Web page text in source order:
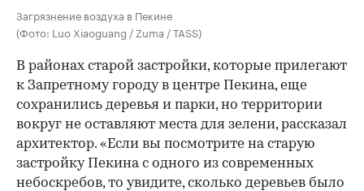
Загрязнение воздуха в Пекине
(Фото: Luo Xiaoguang / Zuma / TASS)
В районах старой застройки, которые прилегают
к Запретному городу в центре Пекина, еще
сохранились деревья и парки, но территории
вокруг не оставляют места для зелени, рассказал
архитектор. «Если вы посмотрите на старую
застройку Пекина с одного из современных
небоскребов, то увидите, сколько деревьев было